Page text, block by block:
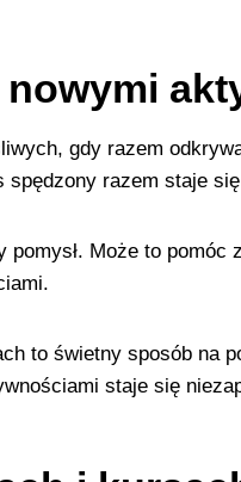
gdy razem
razem staje
Może to
to świetny sposób na
staje się